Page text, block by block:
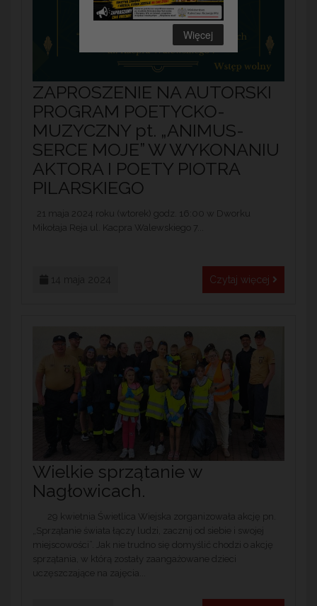
Więcej
ZAPROSZENIE NA AUTORSKI
PROGRAM POETYCKO-
MUZYCZNY pt. „ANIMUS-
SERCE MOJE” W WYKONANIU
AKTORA I POETY PIOTRA
PILARSKIEGO
21 maja 2024 roku (wtorek) godz. 16:00 w Dworku
Mikołaja Reja ul. Kacpra Walewskiego 7...
Czytaj więcej
Wielkie sprzątanie w
Nagłowicach.
29 kwietnia Świetlica Wiejska zorganizowała akcję pn.
„Sprzątanie świata łączy ludzi, zacznij od siebie i swojej
miejscowości”. Jak nie trudno się domyślić chodzi o akcję
sprzątania, w którą zostały zaangażowane dzieci
uczęszczające na zajęcia...